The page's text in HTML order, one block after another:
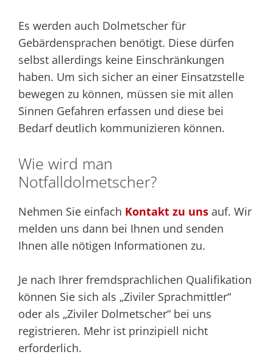
Es werden auch Dolmetscher für
Gebärdensprachen benötigt. Diese dürfen
selbst allerdings keine Einschränkungen
haben. Um sich sicher an einer Einsatzstelle
bewegen zu können, müssen sie mit allen
Sinnen Gefahren erfassen und diese bei
Bedarf deutlich kommunizieren können.
Wie wird man
Notfalldolmetscher?
Nehmen Sie einfach Kontakt zu uns auf. Wir
melden uns dann bei Ihnen und senden
Ihnen alle nötigen Informationen zu.
Je nach Ihrer fremdsprachlichen Qualifikation
können Sie sich als „Ziviler Sprachmittler“
oder als „Ziviler Dolmetscher“ bei uns
registrieren. Mehr ist prinzipiell nicht
erforderlich.